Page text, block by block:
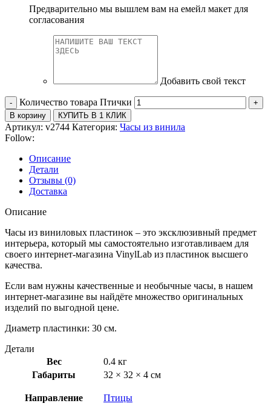
Предварительно мы вышлем вам на емейл макет для
согласования
Добавить свой текст
Количество товара Птички
В корзину КУПИТЬ В 1 КЛИК
Артикул: v2744 Категория: Часы из винила
Follow:
Описание
Детали
Отзывы (0)
Доставка
Описание
Часы из виниловых пластинок – это эксклюзивный предмет
интерьера, который мы самостоятельно изготавливаем для
своего интернет-магазина VinylLab из пластинок высшего
качества.
Если вам нужны качественные и необычные часы, в нашем
интернет-магазине вы найдёте множество оригинальных
изделий по выгодной цене.
Диаметр пластинки: 30 см.
Детали
Вес
0.4 кг
Габариты
32 × 32 × 4 см
Направление Птицы